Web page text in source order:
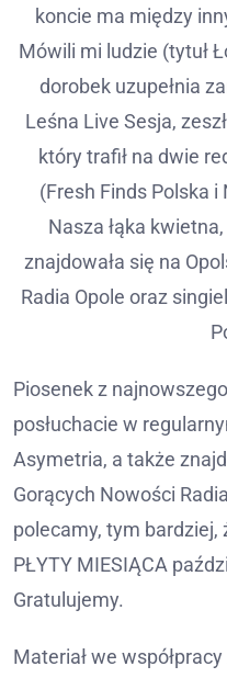
koncie ma między
Mówili mi ludzie (tytuł
dorobek uzupełnia
Leśna Live Sesja,
który trafił na dwie
(Fresh Finds Polska
Nasza łąka
znajdowała się na
Radia Opole oraz
Piosenek z
posłuchacie w
Asymetria, a także
Gorących Nowości
polecamy, tym bardziej,
PŁYTY MIESIĄCA
Gratulujemy.
Materiał we współpracy